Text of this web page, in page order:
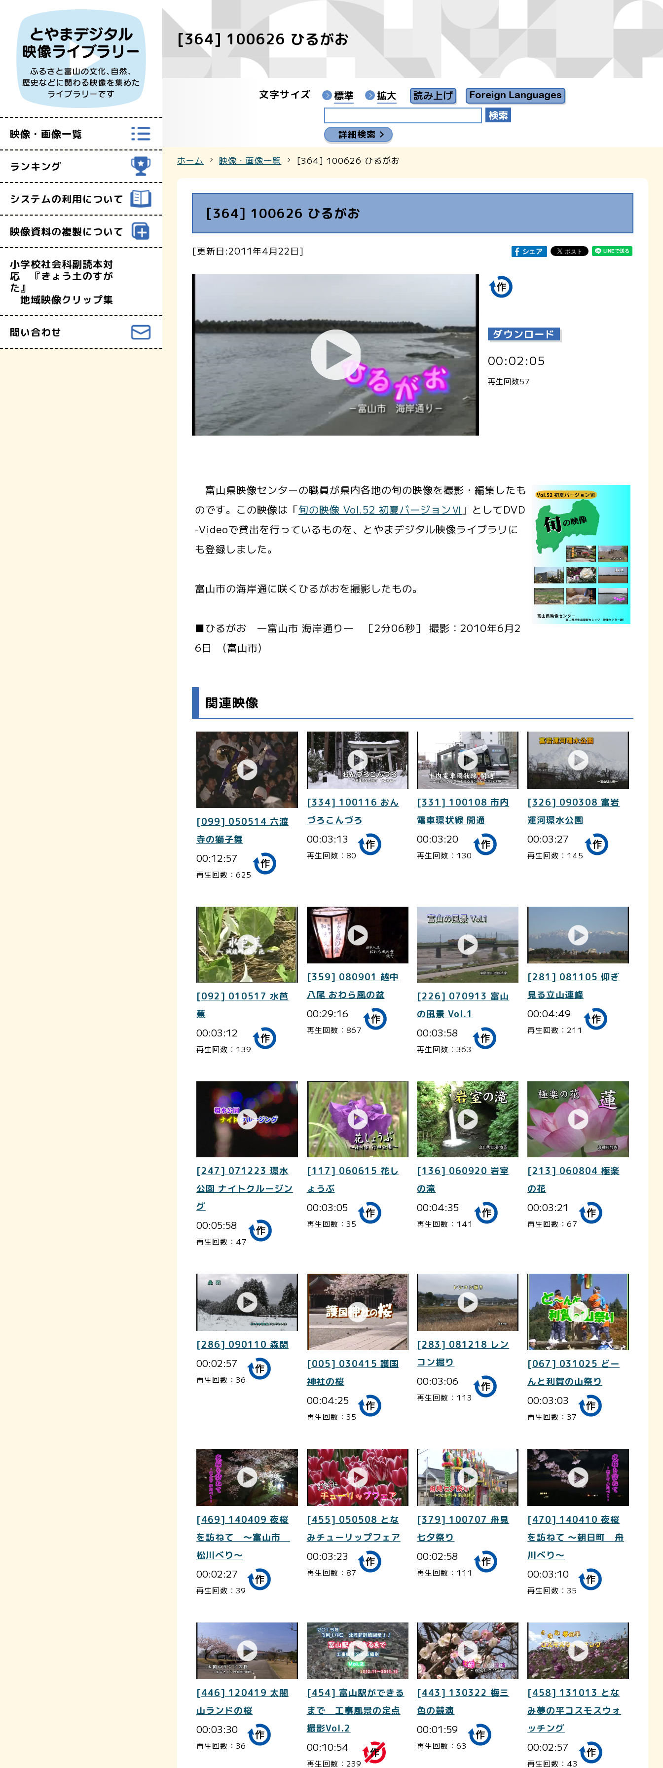
映像・画像一覧
すべての映像
富山県映像センターYouTubeチャンネル
ランキング
システムの利用について
映像資料の複製について
小学校社会科副読本対
応 『きょう土のすが
た』
地域映像クリップ集
問い合わせ
[364] 100626 ひるがお
文字サイズ 標準 拡大
詳細検索
ホーム 映像・画像一覧 [364] 100626 ひるがお
[364] 100626 ひるがお
[更新日:2011年4月22日]
ダウンロード
00:02:05
再生回数57
富山県映像センターの職員が県内各地の旬の映像を撮影・編集したも
のです。この映像は「旬の映像 Vol.52 初夏バージョンⅥ 」としてDVD
-Videoで貸出を行っているものを、とやまデジタル映像ライブラリに
も登録しました。
富山市の海岸通に咲くひるがおを撮影したもの。
■ひるがお ―富山市 海岸通り― ［2分06秒］ 撮影：2010年6月2
6日 (富山市)
関連映像
[099] 050514 六渡
寺の獅子舞
00:12:57
再生回数：625
[334] 100116 おん
づろこんづろ
00:03:13
再生回数：80
[331] 100108 市内
電車環状線 開通
00:03:20
再生回数：130
[326] 090308 富岩
運河環水公園
00:03:27
再生回数：145
[092] 010517 水芭
蕉
00:03:12
再生回数：139
[359] 080901 越中
八尾 おわら風の盆
00:29:16
再生回数：867
[226] 070913 富山
の風景 Vol.1
00:03:58
再生回数：363
[281] 081105 仰ぎ
見る立山連峰
00:04:49
再生回数：211
[247] 071223 環水
公園 ナイトクルージン
グ
00:05:58
再生回数：47
[117] 060615 花し
ょうぶ
00:03:05
再生回数：35
[136] 060920 岩室
の滝
00:04:35
再生回数：141
[213] 060804 極楽
の花
00:03:21
再生回数：67
[286] 090110 森閑
00:02:57
再生回数：36
[005] 030415 護国
神社の桜
00:04:25
再生回数：35
[283] 081218 レン
コン掘り
00:03:06
再生回数：113
[067] 031025 どー
んと利賀の山祭り
00:03:03
再生回数：37
[469] 140409 夜桜
を訪ねて ～富山市
松川べり～
00:02:27
再生回数：39
[455] 050508 とな
みチューリップフェア
00:03:23
再生回数：87
[379] 100707 舟見
七夕祭り
00:02:58
再生回数：111
[470] 140410 夜桜
を訪ねて ～朝日町 舟
川べり～
00:03:10
再生回数：35
[446] 120419 太閤
山ランドの桜
00:03:30
再生回数：36
[454] 富山駅ができる
まで 工事風景の定点
撮影Vol.2
00:10:54
再生回数：239
[443] 130322 梅三
色の競演
00:01:59
再生回数：63
[458] 131013 とな
み夢の平コスモスウォ
ッチング
00:02:57
再生回数：43